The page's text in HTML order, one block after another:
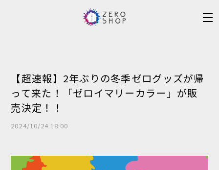
【超速報】2年ぶりの冬季ゼログッズが帰
って来た！「ゼロイマリーカラー」が販
売決定！！
2024/10/24 18:00